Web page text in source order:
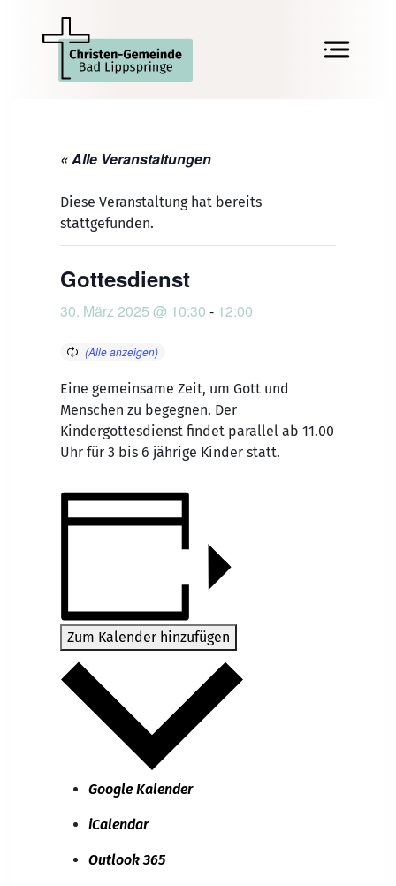
« Alle Veranstaltungen
Diese Veranstaltung hat bereits
stattgefunden.
Gottesdienst
30. März 2025 @ 10:30 - 12:00
Eine gemeinsame Zeit, um Gott und
Menschen zu begegnen. Der
Kindergottesdienst findet parallel ab 11.00
Uhr für 3 bis 6 jährige Kinder statt.
Zum Kalender hinzufügen
Google Kalender
iCalendar
Outlook 365